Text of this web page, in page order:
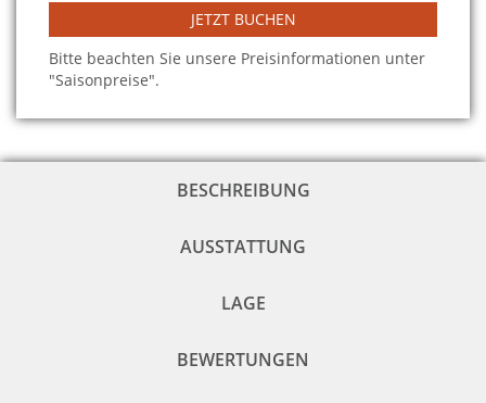
JETZT BUCHEN
Bitte beachten Sie unsere Preisinformationen unter
"Saisonpreise".
BESCHREIBUNG
AUSSTATTUNG
LAGE
BEWERTUNGEN